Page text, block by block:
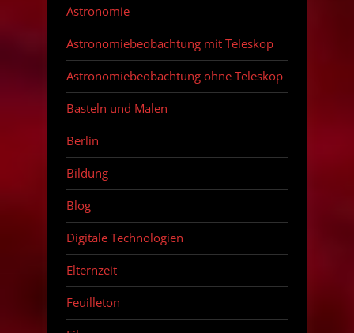
Astronomie
Astronomiebeobachtung mit Teleskop
Astronomiebeobachtung ohne Teleskop
Basteln und Malen
Berlin
Bildung
Blog
Digitale Technologien
Elternzeit
Feuilleton